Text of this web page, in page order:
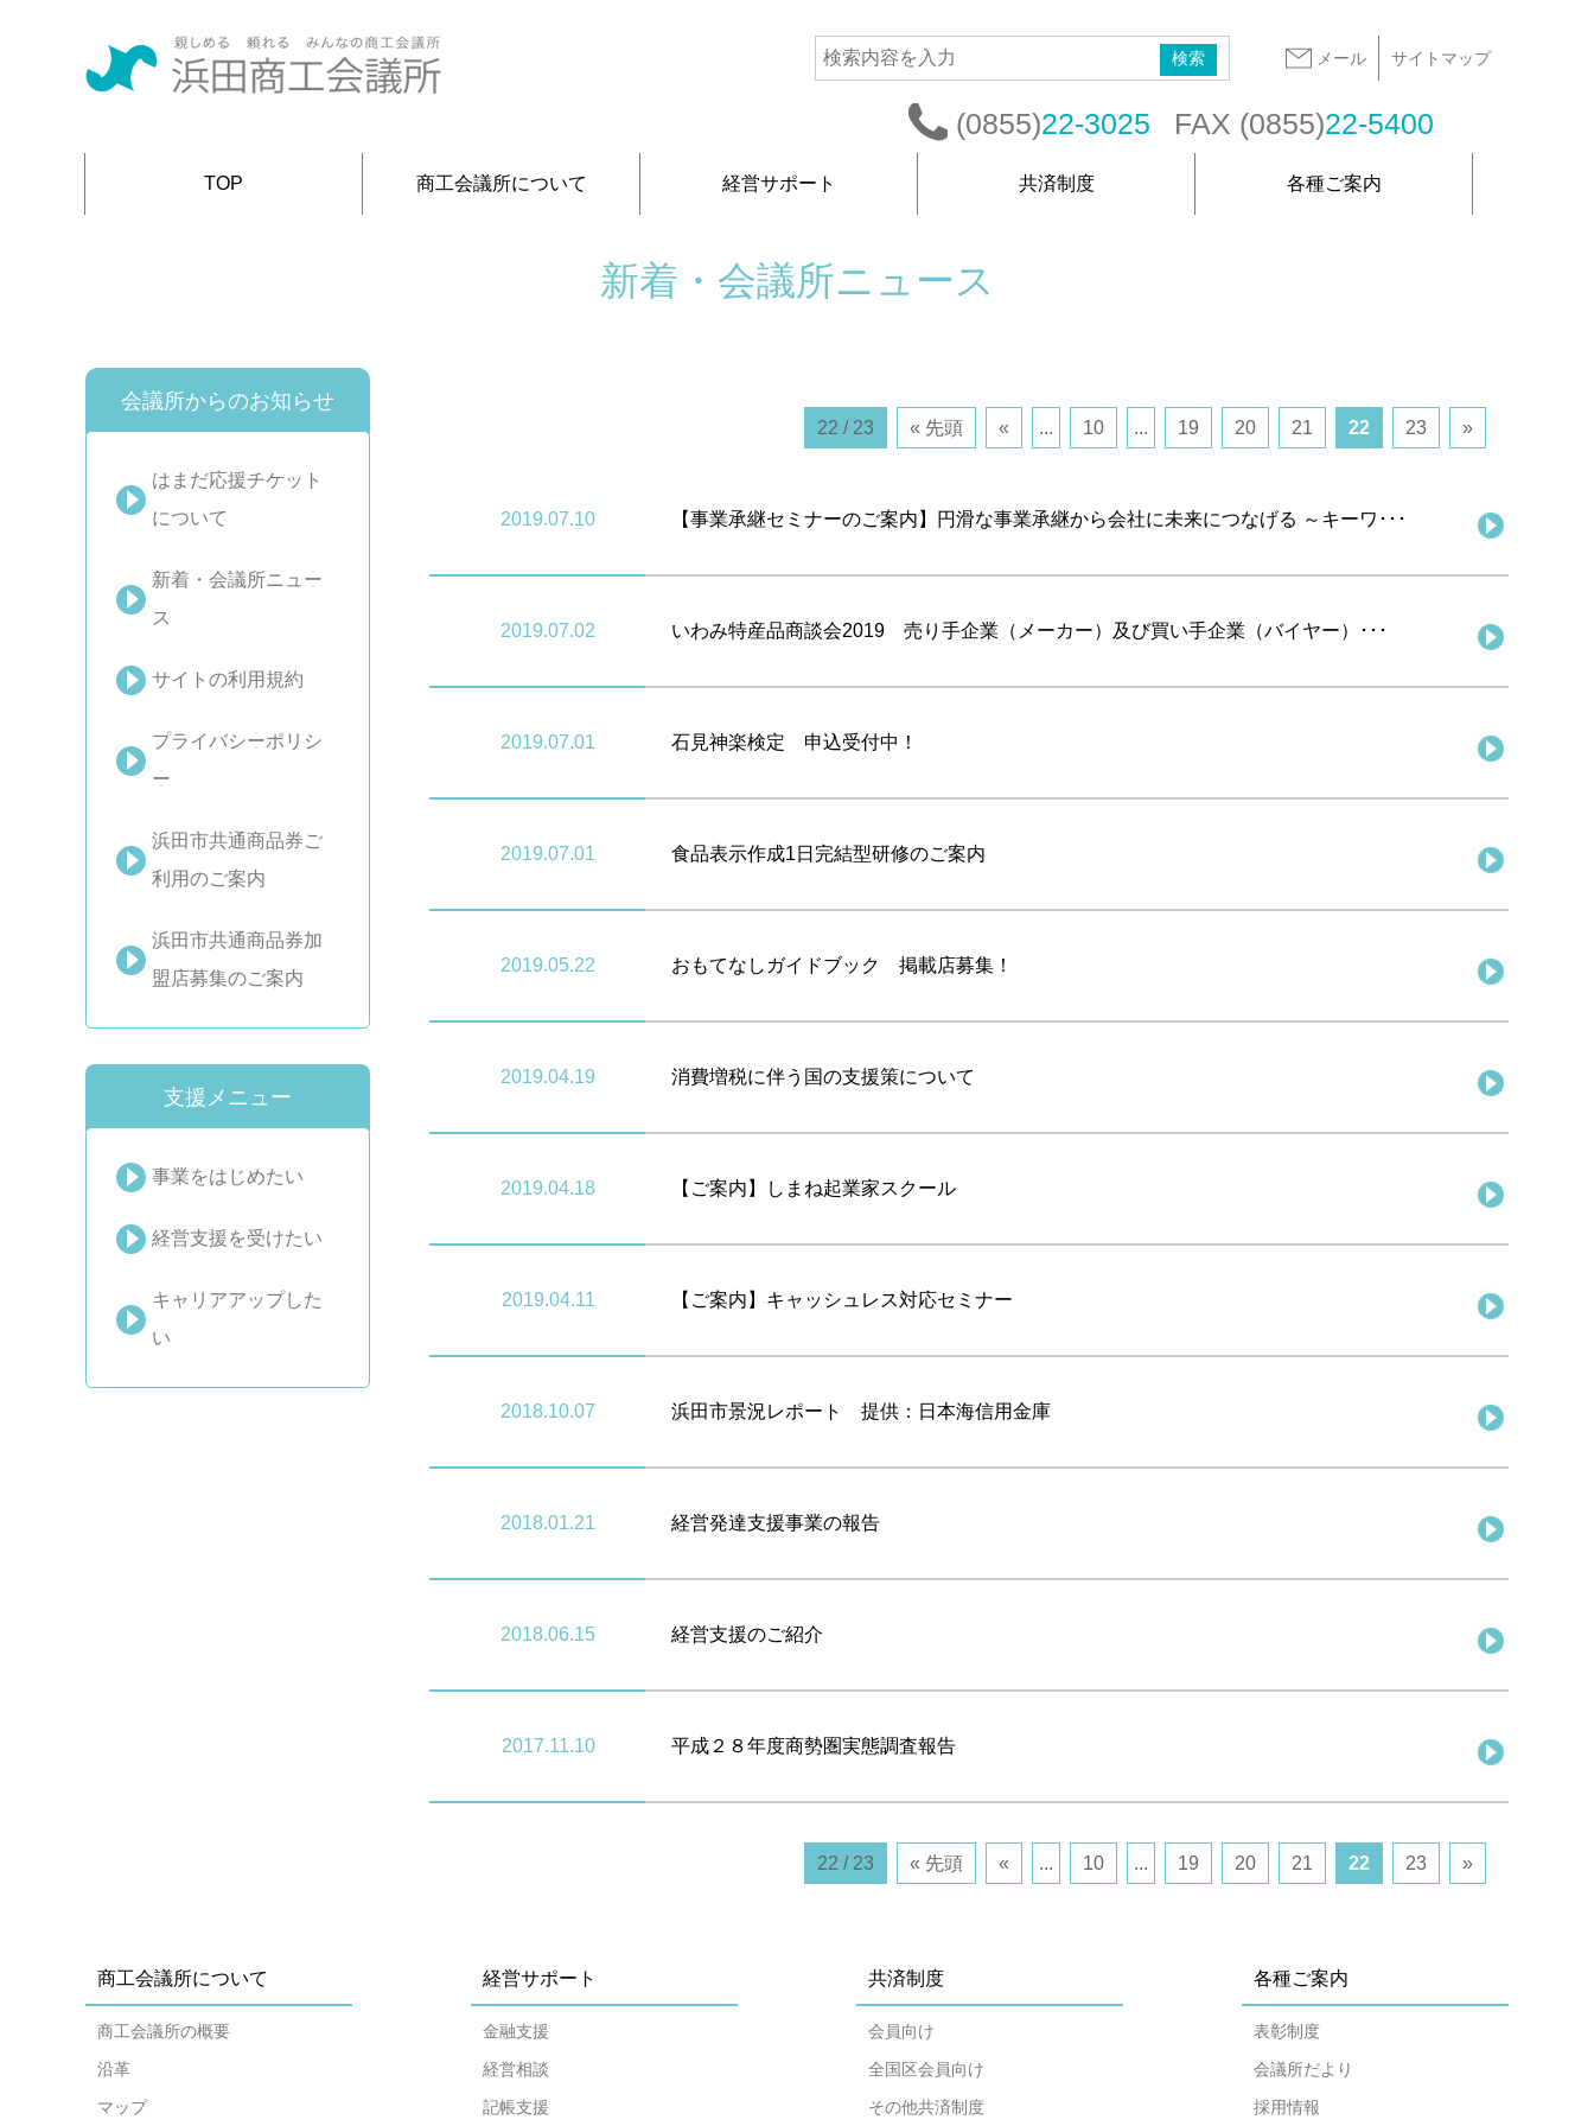
メール サイトマップ
(0855)22-3025 FAX (0855)22-5400
TOP 商工会議所について 経営サポート 共済制度 各種ご案内
新着・会議所ニュース
会議所からのお知らせ
はまだ応援チケット
について
新着・会議所ニュー
ス
サイトの利用規約
プライバシーポリシ
ー
浜田市共通商品券ご
利用のご案内
浜田市共通商品券加
盟店募集のご案内
支援メニュー
事業をはじめたい
経営支援を受けたい
キャリアアップした
い
22 / 23 « 先頭 « ... 10 ... 19 20 21 22 23 »
2019.07.10 【事業承継セミナーのご案内】円滑な事業承継から会社に未来につなげる ～キーワ･･･
2019.07.02 いわみ特産品商談会2019 売り手企業（メーカー）及び買い手企業（バイヤー）･･･
2019.07.01 石見神楽検定 申込受付中！
2019.07.01 食品表示作成1日完結型研修のご案内
2019.05.22 おもてなしガイドブック 掲載店募集！
2019.04.19 消費増税に伴う国の支援策について
2019.04.18 【ご案内】しまね起業家スクール
2019.04.11 【ご案内】キャッシュレス対応セミナー
2018.10.07 浜田市景況レポート 提供：日本海信用金庫
2018.01.21 経営発達支援事業の報告
2018.06.15 経営支援のご紹介
2017.11.10 平成２８年度商勢圏実態調査報告
22 / 23 « 先頭 « ... 10 ... 19 20 21 22 23 »
商工会議所について
商工会議所の概要
沿革
マップ
経営サポート
金融支援
経営相談
記帳支援
共済制度
会員向け
全国区会員向け
その他共済制度
各種ご案内
表彰制度
会議所だより
採用情報